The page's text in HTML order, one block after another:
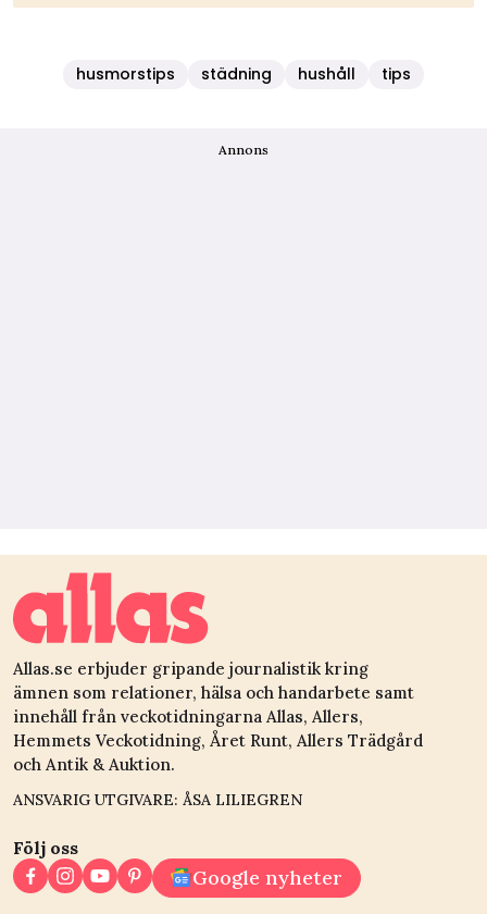
husmorstips städning hushåll tips
Annons
Allas.se erbjuder gripande journalistik kring
ämnen som relationer, hälsa och handarbete samt
innehåll från veckotidningarna Allas, Allers,
Hemmets Veckotidning, Året Runt, Allers Trädgård
och Antik & Auktion.
ANSVARIG UTGIVARE: ÅSA LILIEGREN
Följ oss
Google nyheter